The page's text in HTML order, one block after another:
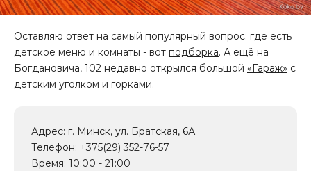
Оставляю ответ на самый популярный вопрос: где есть
детское меню и комнаты - вот подборка. А ещё на
Богдановича, 102 недавно открылся большой «Гараж» с
детским уголком и горками.
Адрес: г. Минск, ул. Братская, 6А
Телефон: +375(29) 352-76-57
Время: 10:00 - 21:00